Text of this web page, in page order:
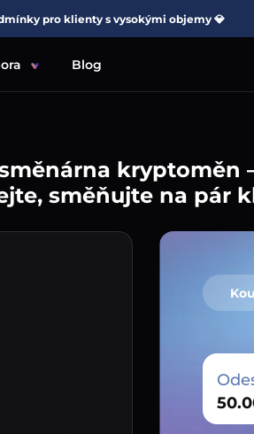
pro klienty s vysokými objemy 💎
Blog
kryptoměn
směňujte na pár